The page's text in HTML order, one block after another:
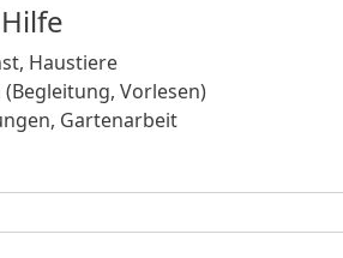
Haustiere
Vorlesen)
Gartenarbeit